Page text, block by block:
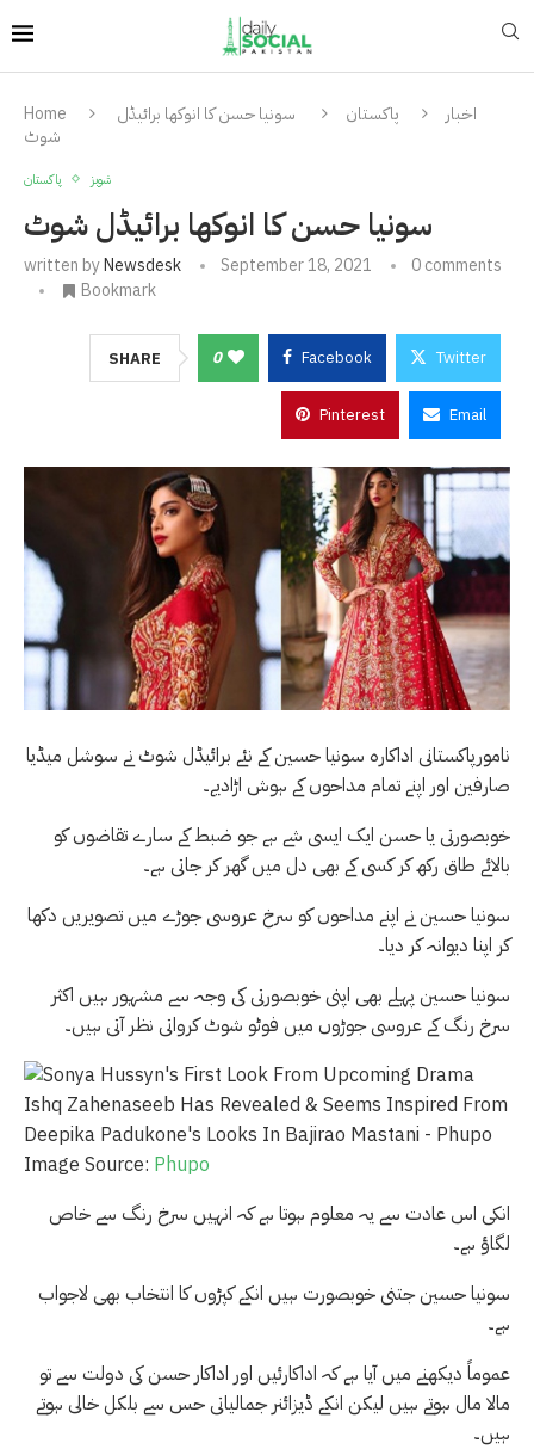
Home اخبار پاکستان
سونیا حسن کا انوکھا برائیڈل
شوٹ
پاکستان شوبز
سونیا حسن کا انوکھا برائیڈل شوٹ
written byNewsdesk September 18, 2021
0 comments
Bookmark
SHARE 0 Facebook Twitter
Pinterest Email
نامورپاکستانی اداکارہ سونیا حسین کے نئے برائیڈل شوٹ نے سوشل میڈیا
صارفین اور اپنے تمام مداحوں کے ہوش اڑادیے۔
خوبصورتی یا حسن ایک ایسی شے ہے جو ضبط کے سارے تقاضوں کو
بالائے طاق رکھ کر کسی کے بھی دل میں گھر کر جاتی ہے۔
سونیا حسین نے اپنے مداحوں کو سرخ عروسی جوڑے میں تصویریں دکھا
کر اپنا دیوانہ کر دیا۔
سونیا حسین پہلے بھی اپنی خوبصورتی کی وجہ سے مشہور ہیں اکثر
سرخ رنگ کے عروسی جوڑوں میں فوٹو شوٹ کرواتی نظر آتی ہیں۔
Image Source: Phupo
انکی اس عادت سے یہ معلوم ہوتا ہے کہ انہیں سرخ رنگ سے خاص
لگاؤ ہے۔
سونیا حسین جتنی خوبصورت ہیں انکے کپڑوں کا انتخاب بھی لاجواب
ہے۔
عموماََ دیکھنے میں آیا ہے کہ اداکارئیں اور اداکار حسن کی دولت سے تو
مالا مال ہوتے ہیں لیکن انکے ڈیزائنر جمالیاتی حس سے بلکل خالی ہوتے
ہیں۔